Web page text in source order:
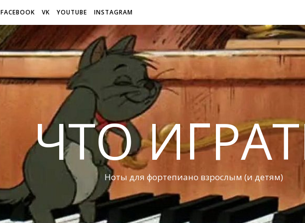
FACEBOOK VK YOUTUBE INSTAGRAM
ЧТО
Ноты для фортепиано взрослым (и детям)